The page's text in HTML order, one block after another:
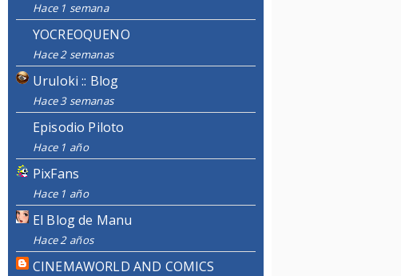
Hace 1 semana
YOCREOQUENO
Hace 2 semanas
Uruloki :: Blog
Hace 3 semanas
Episodio Piloto
Hace 1 año
PixFans
Hace 1 año
El Blog de Manu
Hace 2 años
CINEMAWORLD AND COMICS